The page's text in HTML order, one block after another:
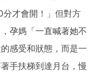
才會開！」但對方
孕媽「一直喊著她不
感受和狀態，而是一
手扶梯到達月台，慢